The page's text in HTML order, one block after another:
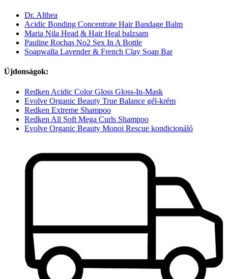
Dr. Althea
Acidic Bonding Concentrate Hair Bandage Balm
Maria Nila Head & Hair Heal balzsam
Pauline Rochas No2 Sex In A Bottle
Soapwalla Lavender & French Clay Soap Bar
Újdonságok:
Redken Acidic Color Gloss Gloss-In-Mask
Evolve Organic Beauty True Balance gél-krém
Redken Extreme Shampoo
Redken All Soft Mega Curls Shampoo
Evolve Organic Beauty Monoi Rescue kondicionáló